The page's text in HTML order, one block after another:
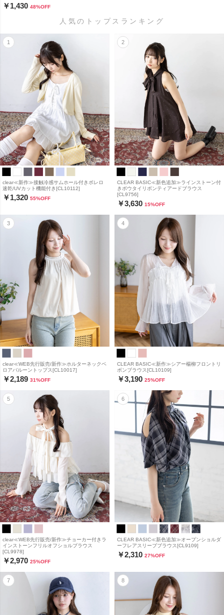
￥1,430 48%OFF
人気のトップスランキング
clear≪新作≫接触冷感サムホール付きボレロ
速乾/UVカット機能付き[CL10112]
￥1,320 55%OFF
CLEAR BASIC≪新色追加≫ラインストーン付
きボウタイリボンティアードブラウス
[CL9756]
￥3,630 15%OFF
clear≪WEB先行販売/新作≫ホルターネックベ
ロアバルーントップス[CL10017]
￥2,189 31%OFF
CLEAR BASIC≪新作≫シアー楊柳フロントリ
ボンブラウス[CL10109]
￥3,190 25%OFF
clear≪WEB先行販売/新作≫チョーカー付きラ
インストーンフリルオフショルブラウス
[CL9978]
￥2,970 25%OFF
CLEAR BASIC≪新色追加≫オープンショルダ
ーフレアスリーブブラウス[CL9109]
￥2,310 27%OFF